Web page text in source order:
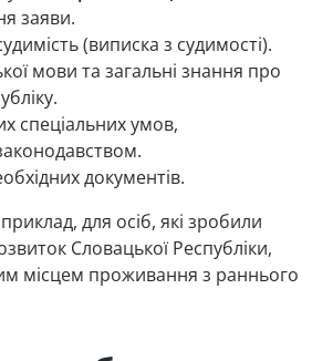
заяви.
(виписка з судимості).
мови та загальні знання про
спеціальних умов,
документів.
для осіб, які зробили
Словацької Республіки,
місцем проживання з раннього